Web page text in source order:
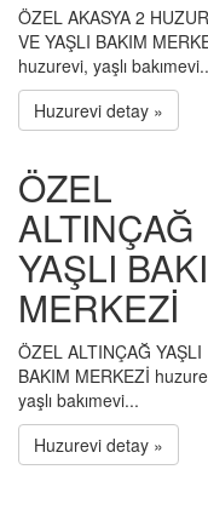
ÖZEL AKASYA 2
VE YAŞLI BAKIM
huzurevi, yaşlı
Huzurevi detay »
ÖZEL
ALTINÇAĞ
YAŞLI
MERKEZİ
ÖZEL ALTINÇAĞ YAŞLI
BAKIM MERKEZİ
yaşlı bakımevi...
Huzurevi detay »